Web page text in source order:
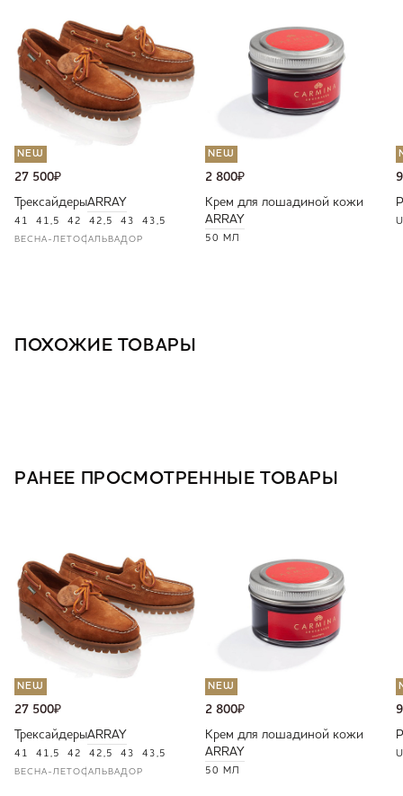
NEW
27 500₽
ТрексайдерыARRAY
41 41,5 42 42,5 43 43,5
ВЕСНА-ЛЕТОСАЛЬВАДОР
NEW
2 800₽
Крем для лошадиной кожи
ARRAY
50 МЛ
ПОХОЖИЕ ТОВАРЫ
РАНЕЕ ПРОСМОТРЕННЫЕ ТОВАРЫ
NEW
27 500₽
ТрексайдерыARRAY
41 41,5 42 42,5 43 43,5
ВЕСНА-ЛЕТОСАЛЬВАДОР
NEW
2 800₽
Крем для лошадиной кожи
ARRAY
50 МЛ